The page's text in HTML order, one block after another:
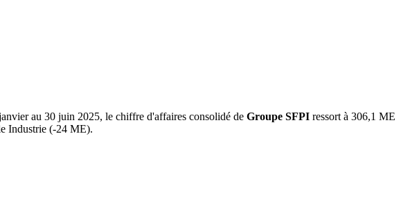
au 30 juin 2025, le chiffre d'affaires consolidé de Groupe SFPI ressort à 306,1 ME
Industrie (-24 ME).